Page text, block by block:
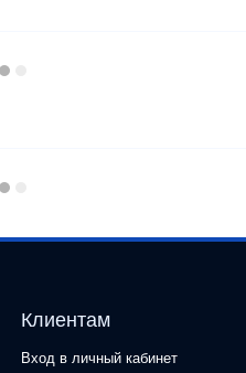
Клиентам
Вход в личный кабинет